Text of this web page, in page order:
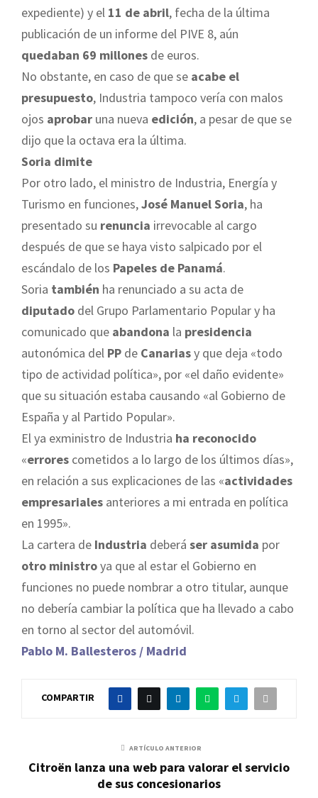
expediente) y el 11 de abril, fecha de la última
publicación de un informe del PIVE 8, aún
quedaban 69 millones de euros.
No obstante, en caso de que se acabe el
presupuesto, Industria tampoco vería con malos
ojos aprobar una nueva edición, a pesar de que se
dijo que la octava era la última.
Soria dimite
Por otro lado, el ministro de Industria, Energía y
Turismo en funciones,José Manuel Soria, ha
presentado su renuncia irrevocable al cargo
después de que se haya visto salpicado por el
escándalo de los Papeles de Panamá.
Soria también ha renunciado a su acta de
diputado del Grupo Parlamentario Popular y ha
comunicado que abandona la presidencia
autonómica del PP de Canariasy que deja «todo
tipo de actividad política», por «el daño evidente»
que su situación estaba causando «al Gobierno de
España y al Partido Popular».
El ya exministro de Industria ha reconocido
«errores cometidos a lo largo de los últimos días»,
en relación a sus explicaciones de las «actividades
empresariales anteriores a mi entrada en política
en 1995».
La cartera de Industria deberá ser asumida por
otro ministroya que al estar el Gobierno en
funciones no puede nombrar a otro titular, aunque
no debería cambiar la política que ha llevado a cabo
en torno al sector del automóvil.
Pablo M. Ballesteros / Madrid
COMPARTIR
ARTÍCULO ANTERIOR
Citroën lanza una web para valorar el servicio
de sus concesionarios